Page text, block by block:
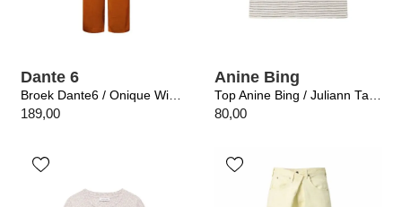
Dante 6
Broek Dante6 / Onique Wide Leg Satin Sunset Orange
189,00
Anine Bing
Top Anine Bing / Juliann Tank Black Stripe
80,00